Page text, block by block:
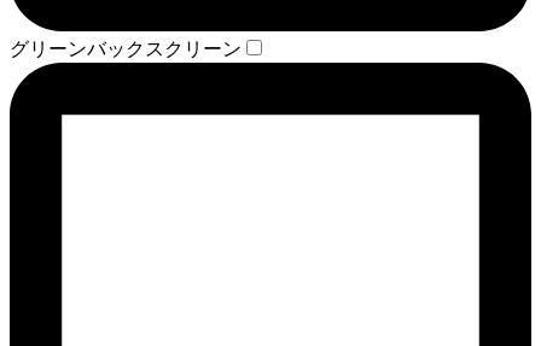
グリーンバックスクリーン